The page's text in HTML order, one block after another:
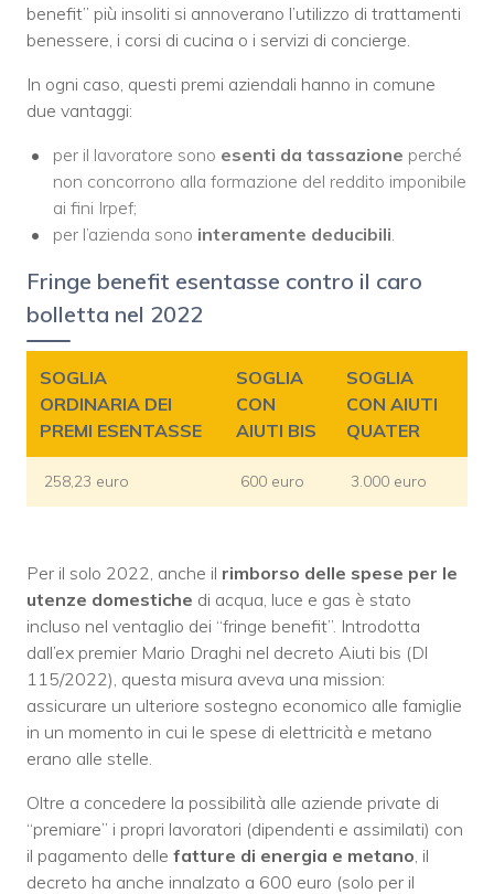
benefit” più insoliti si annoverano l’utilizzo di trattamenti
benessere, i corsi di cucina o i servizi di concierge.
In ogni caso, questi premi aziendali hanno in comune
due vantaggi:
per il lavoratore sono esenti da tassazione perché
non concorrono alla formazione del reddito imponibile
ai fini Irpef;
per l’azienda sono interamente deducibili
Fringe benefit esentasse contro il caro
bolletta nel 2022
SOGLIA
ORDINARIA DEI
PREMI ESENTASSE
SOGLIA
CON
AIUTI BIS
SOGLIA
CON AIUTI
QUATER
258,23 euro 600 euro 3.000 euro
Per il solo 2022, anche il rimborso delle spese per le
utenze domestiche di acqua, luce e gas è stato
incluso nel ventaglio dei “fringe benefit”. Introdotta
dall’ex premier Mario Draghi nel decreto Aiuti bis (Dl
115/2022), questa misura aveva una mission:
assicurare un ulteriore sostegno economico alle famiglie
in un momento in cui le spese di elettricità e metano
erano alle stelle.
Oltre a concedere la possibilità alle aziende private di
“premiare” i propri lavoratori (dipendenti e assimilati) con
il pagamento delle fatture di energia e metano , il
decreto ha anche innalzato a 600 euro (solo per il